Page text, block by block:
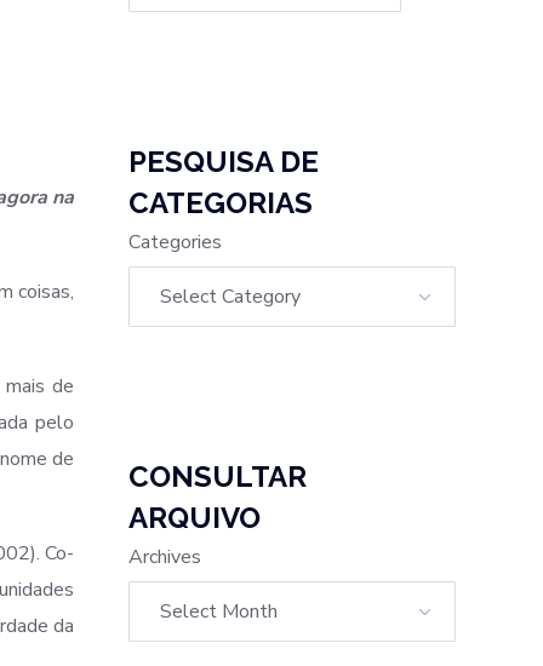
na
coisas,
de
pelo
de
Co-
da
PESQUISA DE
CATEGORIAS
Categories
CONSULTAR
ARQUIVO
Archives